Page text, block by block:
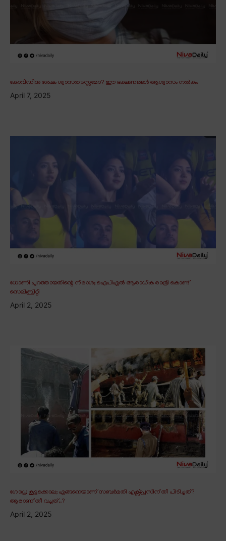
കോവിഡിനു ശേഷം ശ്വാസതടസ്സമോ? ഈ ഭക്ഷണങ്ങൾ ആശ്വാസം നൽകും
April 7, 2025
ധോണി പുറത്തായതിന്റെ നിരാശ; ഐപിഎൽ ആരാധിക രാത്രി കൊണ്ട്
സെലിബ്രിറ്റി
April 2, 2025
ഗോധ്ര കൂട്ടക്കൊല; എങ്ങനെയാണ് സബർമതി എക്സ്പ്രസിന് തീ പിടിച്ചത്?
ആരാണ് തീ വച്ചത്..?
April 2, 2025